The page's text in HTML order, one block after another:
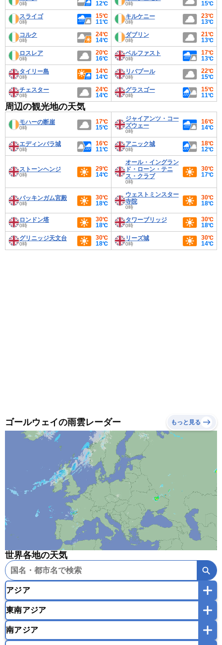
0時
12℃
0時
15℃
スライゴ
0時
15℃
11℃
キルケニー
0時
23℃
13℃
コルク
0時
24℃
14℃
ダブリン
0時
21℃
13℃
ロスレア
0時
20℃
16℃
ベルファスト
0時
17℃
13℃
タイリー島
0時
14℃
14℃
リバプール
0時
22℃
15℃
チェスター
0時
24℃
14℃
グラスゴー
0時
15℃
11℃
周辺の観光地の天気
モハーの断崖
0時
17℃
15℃
ジャイアンツ・コー
ズウェー
0時
16℃
14℃
エディンバラ城
0時
16℃
11℃
アニック城
0時
18℃
12℃
ストーンヘンジ
0時
29℃
14℃
オール・イングラン
ド・ローン・テニ
ス・クラブ
0時
30℃
17℃
バッキンガム宮殿
0時
30℃
18℃
ウェストミンスター
寺院
0時
30℃
18℃
ロンドン塔
0時
30℃
18℃
タワーブリッジ
0時
30℃
18℃
グリニッジ天文台
0時
30℃
18℃
リーズ城
0時
30℃
14℃
ゴールウェイの雨雲レーダー もっと見る
世界各地の天気
アジア
韓国
モンゴル
東南アジア
インドネシア
南アジア